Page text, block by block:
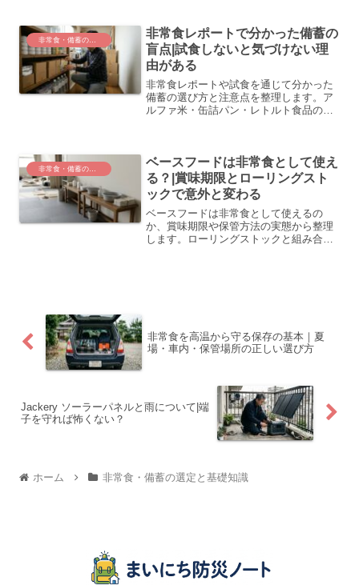
非常食レポートで分かった備蓄の
盲点|試食しないと気づけない理
由がある
非常食レポートや試食を通じて分かった
備蓄の選び方と注意点を整理します。ア
ルファ米・缶詰パン・レトルト食品の特
ベースフードは非常食として使え
る？|賞味期限とローリングスト
ックで意外と変わる
ベースフードは非常食として使えるの
か、賞味期限や保管方法の実態から整理
します。ローリングストックと組み合わ
非常食を高温から守る保存の基本｜夏
場・車内・保管場所の正しい選び方
Jackery ソーラーパネルと雨について|端
子を守れば怖くない？
ホーム 非常食・備蓄の選定と基礎知識